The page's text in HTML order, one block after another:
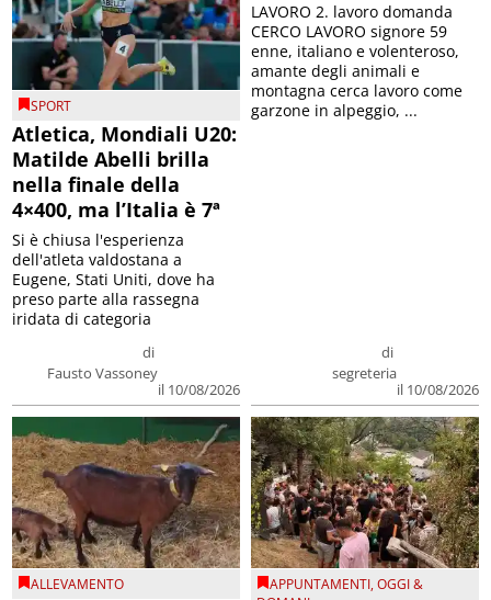
SPORT
Atletica, Mondiali U20:
Matilde Abelli brilla
nella finale della
4×400, ma l’Italia è 7ª
di
Fausto Vassoney
il 10/08/2026
Si è chiusa l'esperienza
dell'atleta valdostana a
Eugene, Stati Uniti, dove ha
preso parte alla rassegna
iridata di categoria
di
segreteria
il 10/08/2026
LAVORO 2. lavoro domanda
CERCO LAVORO signore 59
enne, italiano e volenteroso,
amante degli animali e
montagna cerca lavoro come
garzone in alpeggio, ...
ALLEVAMENTO APPUNTAMENTI,OGGI &